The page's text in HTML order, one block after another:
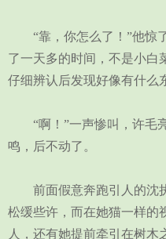
“靠，你怎么了！”他惊
了一天多的时间，不是小白
仔细辨认后发现好像有什
“啊！”一声惨叫，许毛
鸣，后不动了。
前面假意奔跑引人的沈
松缓些许，而在她猫一样的
人，还有她提前牵引在树